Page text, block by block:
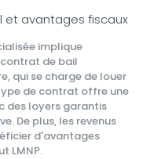
et avantages fiscaux
implique
de bail
qui se charge de louer
de contrat offre une
des loyers garantis
De plus, les revenus
d'avantages
LMNP.